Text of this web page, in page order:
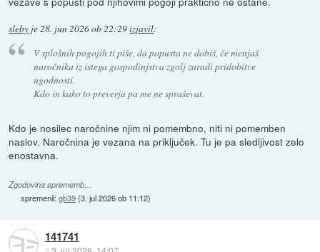
sleby je28. jun 2026 ob 22:29izjavil:
V splošnih pogojih ti piše, da popusta ne dobiš, če menjaš
naročnika iz istega gospodinjstva zgolj zaradi pridobitve
ugodnosti.
Kdo in kako to preverja pa me ne spraševat.
Kdo je nosilec naročnine njim ni pomembno, niti ni pomemben
naslov. Naročnina je vezana na priključek. Tu je pa sledljivost zelo
enostavna.
Zgodovina sprememb…
spremenil:gb39(3. jul 2026 ob 11:12)
141741